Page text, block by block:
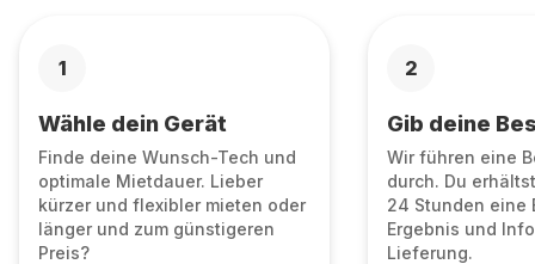
1
Wähle dein Gerät
Finde deine Wunsch-Tech und
optimale Mietdauer. Lieber
kürzer und flexibler mieten oder
länger und zum günstigeren
Preis?
2
Gib deine
Wir führen eine
durch. Du
24 Stunden eine
Ergebnis und
Lieferung.